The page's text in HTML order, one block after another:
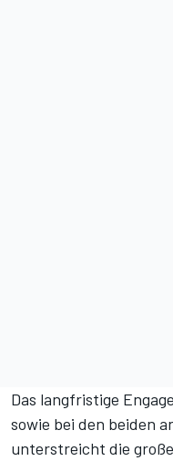
Das langfristige
sowie bei den beiden
unterstreicht die